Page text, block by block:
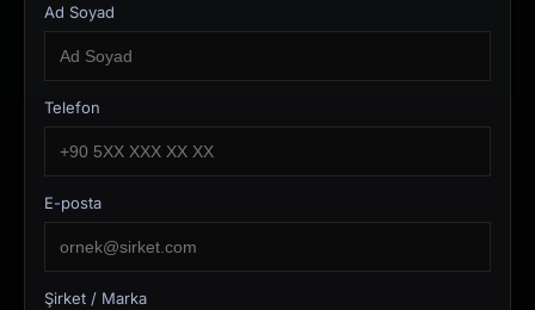
Ad Soyad
Telefon
E-posta
Şirket / Marka